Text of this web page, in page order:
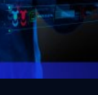
รกิจให้เป็น
บันช่องทาง
จกรรมในชีวิต
ำธุรกรรมทางการ
ห้เป็นดิจิทัลมากขึ้น